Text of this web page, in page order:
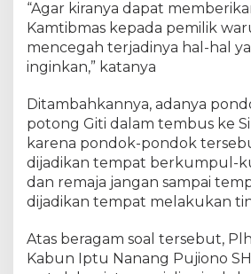
“Agar kiranya dapat
Kamtibmas kepada pemilik
mencegah terjadinya hal-hal
inginkan,” katanya
Ditambahkannya, adanya
potong Giti dalam tembus ke
karena pondok-pondok
dijadikan tempat berkumpul-
dan remaja jangan sampai
dijadikan tempat melakukan
Atas beragam soal tersebut,
Kabun Iptu Nanang Pujiono